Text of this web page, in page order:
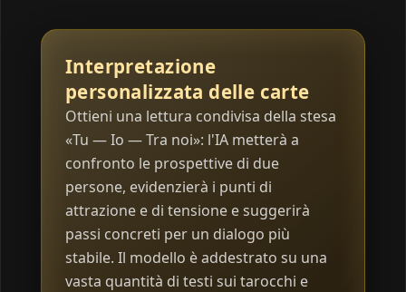
Interpretazione
personalizzata delle carte
Ottieni una lettura condivisa della stesa
«Tu — Io — Tra noi»: l'IA metterà a
confronto le prospettive di due
persone, evidenzierà i punti di
attrazione e di tensione e suggerirà
passi concreti per un dialogo più
stabile. Il modello è addestrato su una
vasta quantità di testi sui tarocchi e